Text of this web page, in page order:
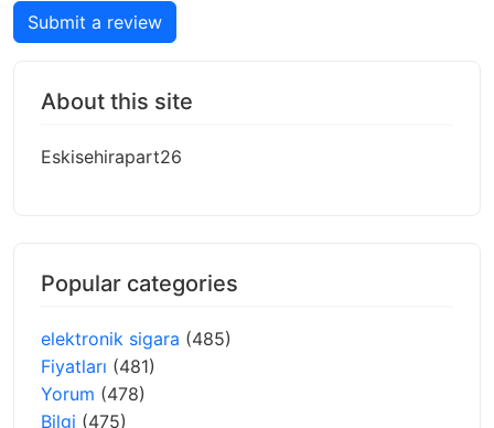
Submit a review
About this site
Eskisehirapart26
Popular categories
elektronik sigara (485)
Fiyatları (481)
Yorum (478)
Bilgi (475)